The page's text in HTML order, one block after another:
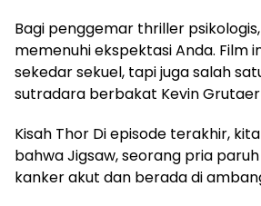
Bagi penggemar thriller
memenuhi ekspektasi Anda. Film
sekedar sekuel, tapi juga salah
sutradara berbakat Kevin
Kisah Thor Di episode terakhir,
bahwa Jigsaw, seorang pria
kanker akut dan berada di